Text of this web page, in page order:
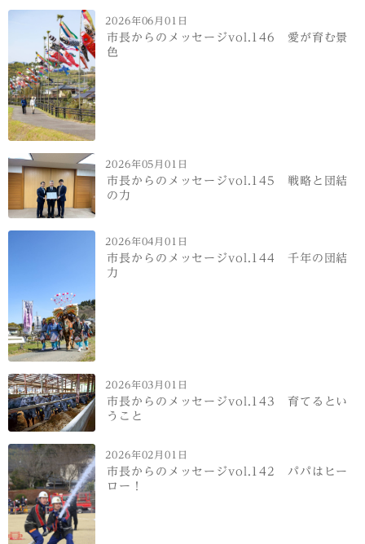
2026年06月01日
市長からのメッセージvol.146 愛が育む景
色
2026年05月01日
市長からのメッセージvol.145 戦略と団結
の力
2026年04月01日
市長からのメッセージvol.144 千年の団結
力
2026年03月01日
市長からのメッセージvol.143 育てるとい
うこと
2026年02月01日
市長からのメッセージvol.142 パパはヒー
ロー！